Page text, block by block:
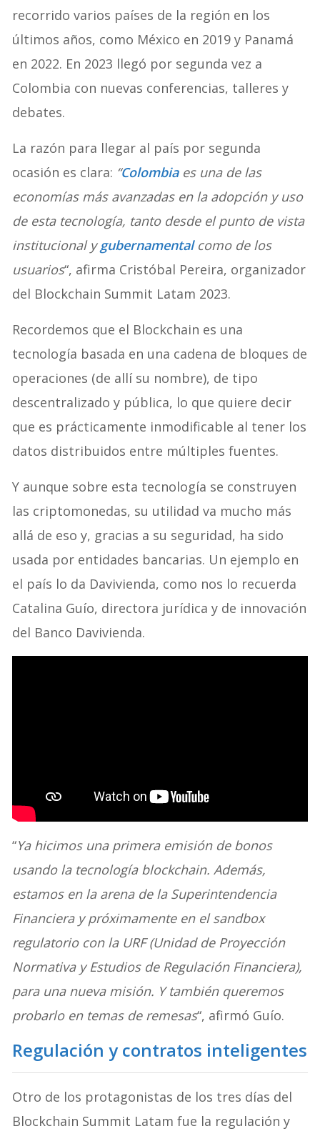
recorrido varios países de la región en los
últimos años, como México en 2019 y Panamá
en 2022. En 2023 llegó por segunda vez a
Colombia con nuevas conferencias, talleres y
debates.
La razón para llegar al país por segunda
ocasión es clara: “Colombiaes una de las
economías más avanzadas en la adopción y uso
de esta tecnología, tanto desde el punto de vista
institucional y gubernamental como de los
usuarios“, afirma Cristóbal Pereira, organizador
del Blockchain Summit Latam 2023.
Recordemos que el Blockchain es una
tecnología basada en una cadena de bloques de
operaciones (de allí su nombre), de tipo
descentralizado y pública, lo que quiere decir
que es prácticamente inmodificable al tener los
datos distribuidos entre múltiples fuentes.
Y aunque sobre esta tecnología se construyen
las criptomonedas, su utilidad va mucho más
allá de eso y, gracias a su seguridad, ha sido
usada por entidades bancarias. Un ejemplo en
el país lo da Davivienda, como nos lo recuerda
Catalina Guío, directora jurídica y de innovación
del Banco Davivienda.
“Ya hicimos una primera emisión de bonos
usando la tecnología blockchain. Además,
estamos en la arena de la Superintendencia
Financiera y próximamente en el sandbox
regulatorio con la URF (Unidad de Proyección
Normativa y Estudios de Regulación Financiera),
para una nueva misión. Y también queremos
probarlo en temas de remesas“, afirmó Guío.
Regulación y contratos inteligentes
Otro de los protagonistas de los tres días del
Blockchain Summit Latam fue la regulación y